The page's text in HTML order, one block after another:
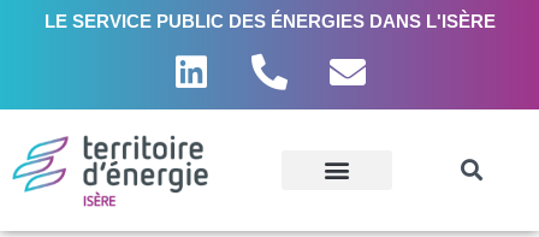
LE SERVICE PUBLIC DES ÉNERGIES DANS L'ISÈRE